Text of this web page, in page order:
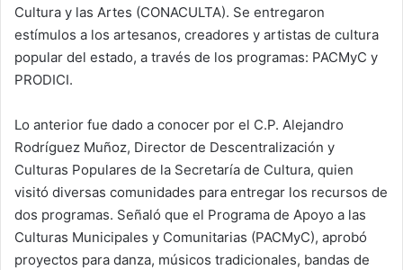
Cultura y las Artes (CONACULTA). Se entregaron
estímulos a los artesanos, creadores y artistas de cultura
popular del estado, a través de los programas: PACMyC y
PRODICI.
Lo anterior fue dado a conocer por el C.P. Alejandro
Rodríguez Muñoz, Director de Descentralización y
Culturas Populares de la Secretaría de Cultura, quien
visitó diversas comunidades para entregar los recursos de
dos programas. Señaló que el Programa de Apoyo a las
Culturas Municipales y Comunitarias (PACMyC), aprobó
proyectos para danza, músicos tradicionales, bandas de